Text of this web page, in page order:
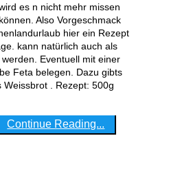
es n nicht mehr missen
können. Also Vorgeschmack
hier ein Rezept
kann natürlich auch als
Eventuell mit einer
Feta belegen. Dazu gibts
. Rezept: 500g
Continue Reading...